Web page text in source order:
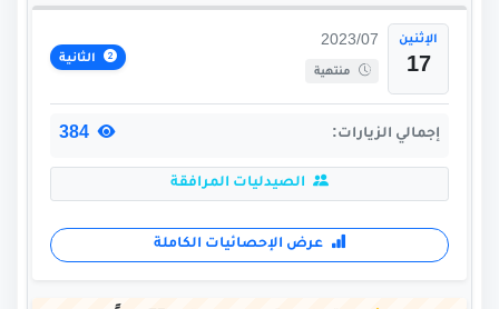
الإثنين
17
2023/07
منتهية
الثانية
إجمالي الزيارات:
الصيدليات المرافقة
عرض الإحصائيات الكاملة